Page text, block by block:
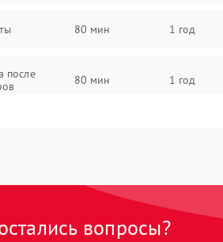
80 мин 1 год
после
80 мин 1 год
вопросы?